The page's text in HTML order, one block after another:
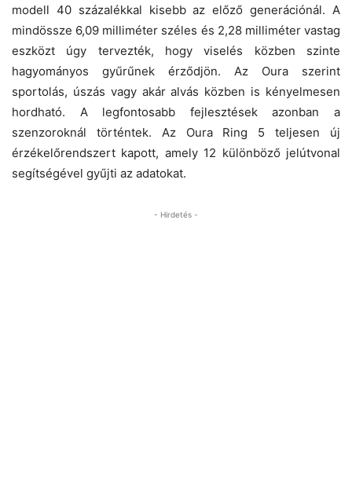
modell 40 százalékkal kisebb az előző generációnál. A
mindössze 6,09 milliméter széles és 2,28 milliméter vastag
eszközt úgy tervezték, hogy viselés közben szinte
hagyományos gyűrűnek érződjön. Az Oura szerint
sportolás, úszás vagy akár alvás közben is kényelmesen
hordható. A legfontosabb fejlesztések azonban a
szenzoroknál történtek. Az Oura Ring 5 teljesen új
érzékelőrendszert kapott, amely 12 különböző jelútvonal
segítségével gyűjti az adatokat.
- Hirdetés -